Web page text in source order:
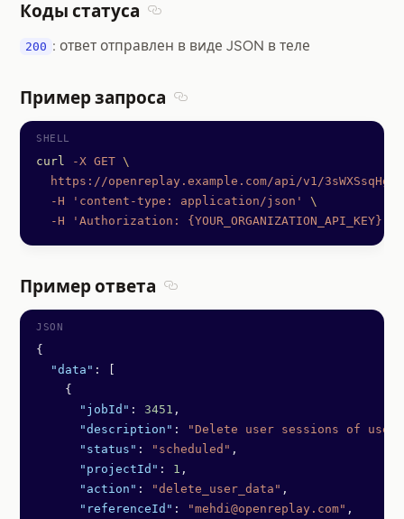
Коды статуса
200 : ответ отправлен в виде JSON в теле
Пример запроса
curl -X GET \
https://openreplay.example.com/api/v1/
  -H
'content-type: application/json'
\
  -H
'Authorization: {YOUR_ORGANIZATION_API_KEY}'
Пример ответа
{
  "data"
: [
    {
      "jobId"
: 3451 ,
      "description"
:
"Delete user sessions of userId
      "status"
: "scheduled" ,
      "projectId"
: 1 ,
      "action"
: "delete_user_data" ,
      "referenceId"
: "mehdi@openreplay.com" ,